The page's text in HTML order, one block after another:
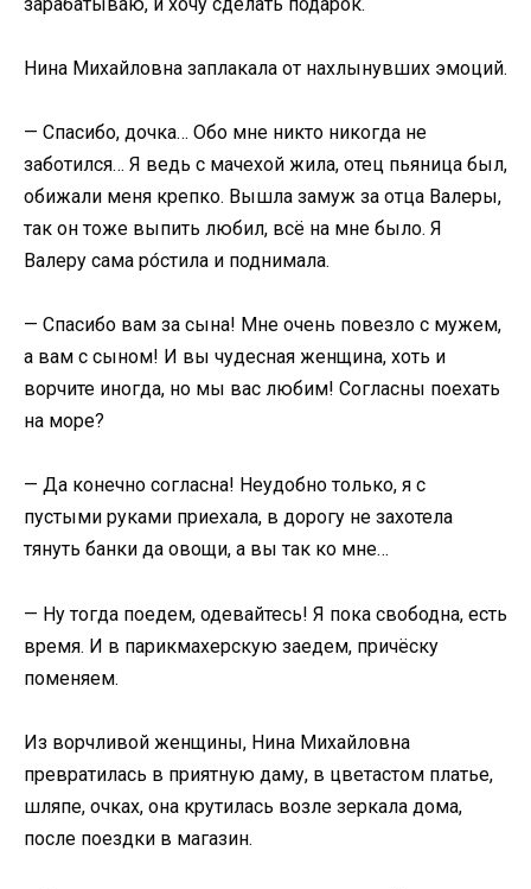
Нина Михайловна заплакала от нахлынувших эмоций.
— Спасибо, дочка… Обо мне никто никогда не
заботился… Я ведь с мачехой жила, отец пьяница был,
обижали меня крепко. Вышла замуж за отца Валеры,
так он тоже выпить любил, всё на мне было. Я
Валеру сама ро́стила и поднимала.
— Спасибо вам за сына! Мне очень повезло с мужем,
а вам с сыном! И вы чудесная женщина, хоть и
ворчите иногда, но мы вас любим! Согласны поехать
на море?
— Да конечно согласна! Неудобно только, я с
пустыми руками приехала, в дорогу не захотела
тянуть банки да овощи, а вы так ко мне…
— Ну тогда поедем, одевайтесь! Я пока свободна, есть
время. И в парикмахерскую заедем, причёску
поменяем.
Из ворчливой женщины, Нина Михайловна
превратилась в приятную даму, в цветастом платье,
шляпе, очках, она крутилась возле зеркала дома,
после поездки в магазин.